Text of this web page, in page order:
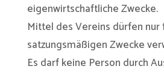
eigenwirtschaftliche Zwecke.
Mittel des Vereins dürfen nur
satzungsmäßigen Zwecke
Es darf keine Person durch